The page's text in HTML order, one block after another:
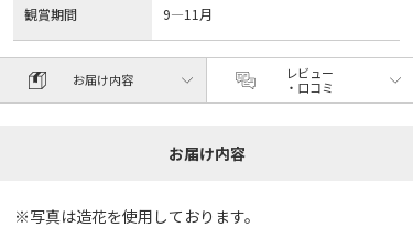
観賞期間 9―11月
お届け内容
レビュー
・口コミ
お届け内容
※写真は造花を使用しております。